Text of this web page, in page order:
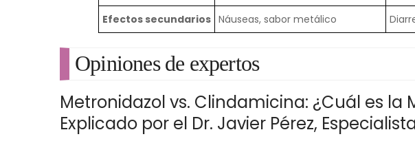
Efectos secundarios Náuseas, sabor metálico
Opiniones de expertos
Metronidazol vs. Clindamicina: ¿Cuál es la
Explicado por el Dr. Javier Pérez,